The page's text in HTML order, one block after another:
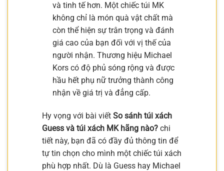
và tinh tế hơn. Một chiếc túi MK
không chỉ là món quà vật chất mà
còn thể hiện sự trân trọng và đánh
giá cao của bạn đối với vị thế của
người nhận. Thương hiệu Michael
Kors có độ phủ sóng rộng và được
hầu hết phụ nữ trưởng thành công
nhận về giá trị và đẳng cấp.
Hy vọng với bài viết So sánh túi xách
Guess và túi xách MK hãng nào? chi
tiết này, bạn đã có đầy đủ thông tin để
tự tin chọn cho mình một chiếc túi xách
phù hợp nhất. Dù là Guess hay Michael